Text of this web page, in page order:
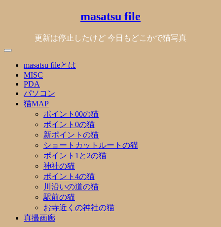
masatsu file
更新は停止したけど 今日もどこかで猫写真
masatsu fileとは
MISC
PDA
パソコン
猫MAP
ポイント00の猫
ポイント0の猫
新ポイントの猫
ショートカットルートの猫
ポイント1と2の猫
神社の猫
ポイント4の猫
川沿いの道の猫
駅前の猫
お寺近くの神社の猫
真撮画廊